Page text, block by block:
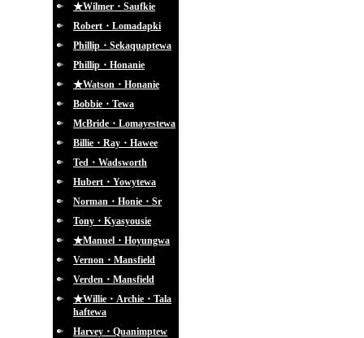
★Wilmer・Saufkie
Robert・Lomadapki
Phillip・Sekaquaptewa
Phillip・Honanie
★Watson・Honanie
Bobbie・Tewa
McBride・Lomayestewa
Billie・Ray・Hawee
Ted・Wadsworth
Hubert・Yowytewa
Norman・Honie・Sr
Tony・Kyasyousie
★Manuel・Hoyungwa
Vernon・Mansfield
Verden・Mansfield
★Willie・Archie・Tala
haftewa
Harvey・Quanimptew